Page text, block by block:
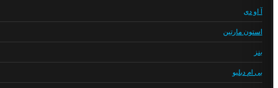
آ او دی
استون مارتین
بنز
بی ام دبلیو